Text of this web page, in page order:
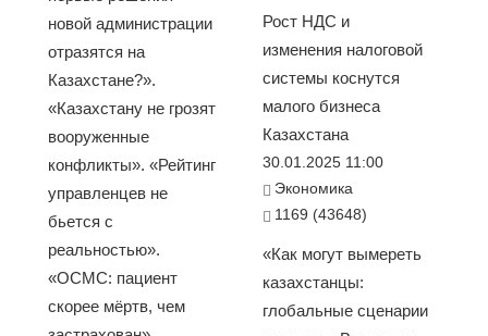
новой администрации
отразятся на
Казахстане?».
«Казахстану не грозят
вооруженные
конфликты». «Рейтинг
управленцев не
бьется с
реальностью».
«ОСМС: пациент
скорее мёртв, чем
Рост НДС и
изменения налоговой
системы коснутся
малого бизнеса
Казахстана
30.01.2025 11:00
Экономика
1169 (43648)
«Как могут вымереть
казахстанцы:
глобальные сценарии